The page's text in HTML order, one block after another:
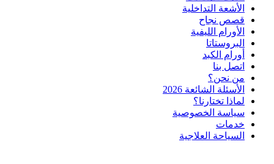
الأشعة التداخلية
قصص نجاح
الأورام الليفية
البروستاتا
أورام الكبد
اتصل بنا
من نحن؟
الأسئلة الشائعة 2026
لماذا تختارنا؟
سياسة الخصوصية
خدمات
السياحة العلاجية